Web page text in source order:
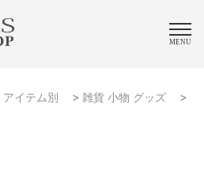
MENU
アイテム別 > 雑貨 小物 グッズ>